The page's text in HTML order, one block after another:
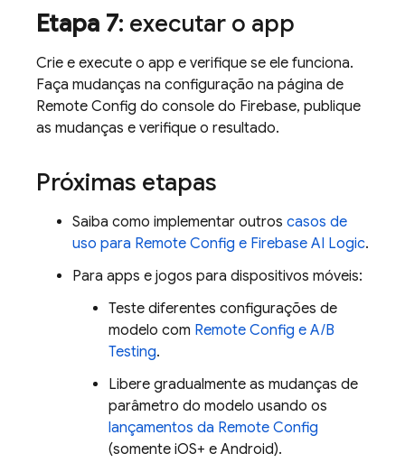
Etapa 7: executar o app
Crie e execute o app e verifique se ele funciona.
Faça mudanças na configuração na página de
Remote Config do console do Firebase, publique
as mudanças e verifique o resultado.
Próximas etapas
Saiba como implementar outros casos de
uso para Remote Config e Firebase AI Logic.
Para apps e jogos para dispositivos móveis:
Teste diferentes configurações de
modelo com Remote Config e A/B
Testing.
Libere gradualmente as mudanças de
parâmetro do modelo usando os
lançamentos da Remote Config
(somente iOS+ e Android).